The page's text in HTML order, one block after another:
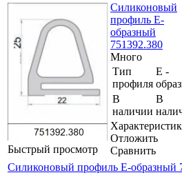
Быстрый просмотр
Силиконовый
профиль Е-
образный
751392.380
Много
Тип
профиля
Е -
В
наличии
В
Отложить
Сравнить
Силиконовый профиль Е-образный